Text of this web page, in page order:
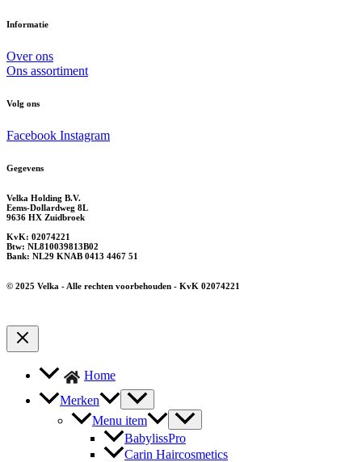
Informatie
Over ons
Ons assortiment
Volg ons
Facebook Instagram
Gegevens
Velka Holding B.V.
Eems-Dollardweg 8L
9636 HX Zuidbroek
KvK: 02074221
Btw: NL810039813B02
Bank: NL29 KNAB 0413 4467 51
© 2025 Velka - Alle rechten voorbehouden - KvK 02074221
Home
Merken
Menu item
BabylissPro
Carin Haircosmetics